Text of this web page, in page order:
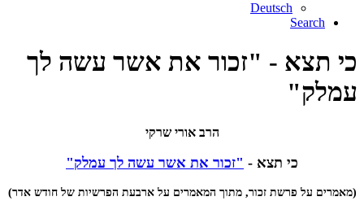
Deutsch
Search
כי תצא - "זכור את אשר עשה לך
עמלק"
הרב אורי שרקי
כי תצא - "זכור את אשר עשה לך עמלק"
(מאמרים על פרשת זכור, מתוך המאמרים על ארבעת הפרשיות של חודש אדר)